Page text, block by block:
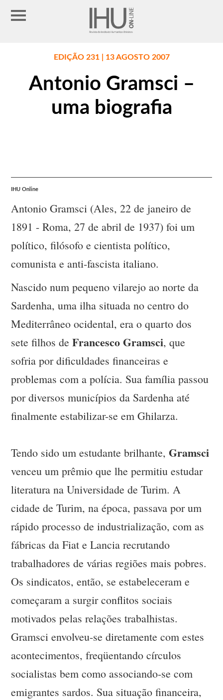
EDIÇÃO 231 | 13 AGOSTO 2007
Antonio Gramsci –
uma biografia
IHU Online
Antonio Gramsci (Ales, 22 de janeiro de
1891 - Roma, 27 de abril de 1937) foi um
político, filósofo e cientista político,
comunista e anti-fascista italiano.
Nascido num pequeno vilarejo ao norte da
Sardenha, uma ilha situada no centro do
Mediterrâneo ocidental, era o quarto dos
sete filhos deFrancesco Gramsci, que
sofria por dificuldades financeiras e
problemas com a polícia. Sua família passou
por diversos municípios da Sardenha até
finalmente estabilizar-se em Ghilarza.
Tendo sido um estudante brilhante,Gramsci
venceu um prêmio que lhe permitiu estudar
literatura na Universidade de Turim. A
cidade de Turim, na época, passava por um
rápido processo de industrialização, com as
fábricas da Fiat e Lancia recrutando
trabalhadores de várias regiões mais pobres.
Os sindicatos, então, se estabeleceram e
começaram a surgir conflitos sociais
motivados pelas relações trabalhistas.
Gramsci envolveu-se diretamente com estes
acontecimentos, freqüentando círculos
socialistas bem como associando-se com
emigrantes sardos. Sua situação financeira,